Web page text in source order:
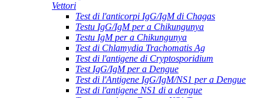
Vettori
Test di l'anticorpi IgG/IgM di Chagas
Testu IgG/IgM per a Chikungunya
Testu IgM per a Chikungunya
Test di Chlamydia Trachomatis Ag
Test di l'antigene di Cryptosporidium
Test IgG/IgM per a Dengue
Test di l'Antigene IgG/IgM/NS1 per a Dengue
Test di l'antigene NS1 di a dengue